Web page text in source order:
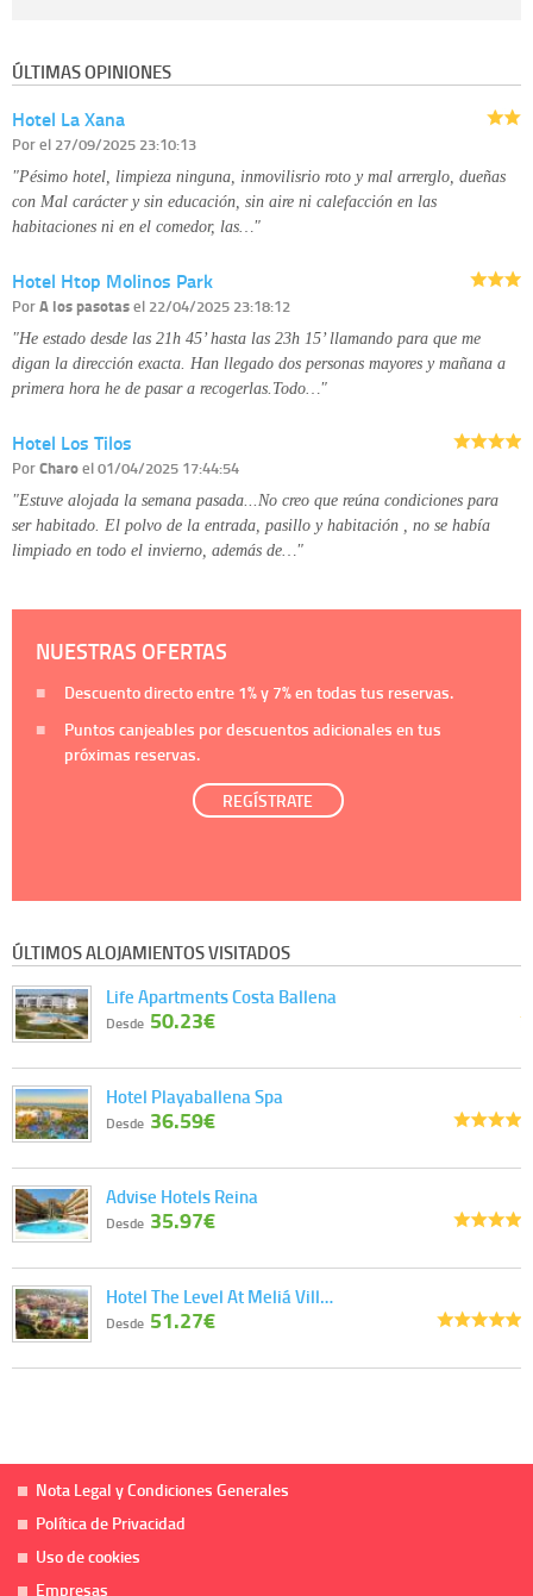
Derechos:tiene derecho a saber qué información tenemos sobre usted,
disponible en nuestra página web.
Información complementaria:
ÚLTIMAS OPINIONES
Hotel La Xana
Porel 27/09/2025 23:10:13
"Pésimo hotel, limpieza ninguna, inmovilisrio roto y mal arrerglo, dueñas
con Mal carácter y sin educación, sin aire ni calefacción en las
habitaciones ni en el comedor, las…"
Hotel Htop Molinos Park
PorA los pasotasel 22/04/2025 23:18:12
"He estado desde las 21h 45’ hasta las 23h 15’ llamando para que me
digan la dirección exacta. Han llegado dos personas mayores y mañana a
primera hora he de pasar a recogerlas.Todo…"
Hotel Los Tilos
PorCharoel 01/04/2025 17:44:54
"Estuve alojada la semana pasada...No creo que reúna condiciones para
ser habitado. El polvo de la entrada, pasillo y habitación , no se había
limpiado en todo el invierno, además de…"
NUESTRAS OFERTAS
Descuento directo entre 1%y 7%en todas tus reservas.
Puntos canjeables por descuentos adicionales en tus
próximas reservas.
REGÍSTRATE
ÚLTIMOS ALOJAMIENTOS VISITADOS
Life Apartments Costa Ballena
Desde 50.23€
Hotel Playaballena Spa
Desde 36.59€
Advise Hotels Reina
Desde 35.97€
Hotel The Level At Meliá Vill…
Desde 51.27€
Nota Legal y Condiciones Generales
Política de Privacidad
Uso de cookies
Empresas